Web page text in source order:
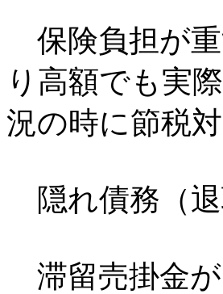
保険負担が
り高額でも実
況の時に節税
隠れ債務（
滞留売掛金